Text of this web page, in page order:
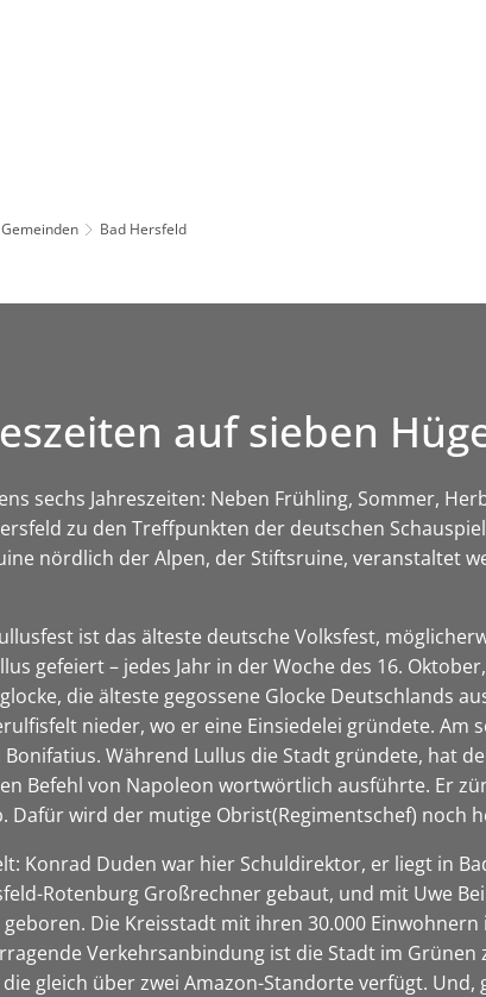
Bad Hersfeld
auf sieben
sechs Jahreszeiten: Neben Frühling, Sommer,
zu den Treffpunkten der deutschen
nördlich der Alpen, der Stiftsruine, veranstaltet
ist das älteste deutsche Volksfest,
gefeiert – jedes Jahr in der Woche des 16.
die älteste gegossene Glocke Deutschlands
nieder, wo er eine Einsiedelei gründete. Am
Während Lullus die Stadt gründete, hat
Befehl von Napoleon wortwörtlich ausführte. Er
Dafür wird der mutige Obrist(Regimentschef) noch
Konrad Duden war hier Schuldirektor, er liegt in
Rotenburg Großrechner gebaut, und mit Uwe
Die Kreisstadt mit ihren 30.000
Verkehrsanbindung ist die Stadt im
gleich über zwei Amazon-Standorte verfügt.